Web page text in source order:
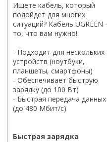
Ищете кабель, который
подойдет для многих
ситуаций? Кабель UGREEN -
то, что вам нужно!
- Подходит для нескольких
устройств (ноутбуки,
планшеты, смартфоны)
- Обеспечивает быструю
зарядку (до 100 Вт)
- Быстрая передача данных
(до 480 Мбит/с)
Быстрая зарядка